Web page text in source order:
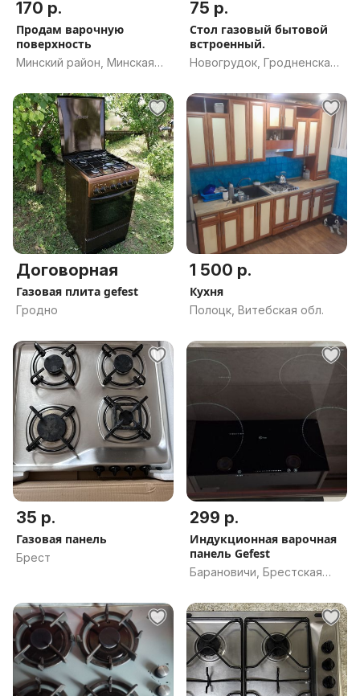
170 р.
Продам варочную
поверхность
Минский район, Минская
75 р.
Стол газовый бытовой
встроенный.
Новогрудок, Гродненская
Договорная
Газовая плита gefest
Гродно
1 500 р.
Кухня
Полоцк, Витебская обл.
35 р.
Газовая панель
Брест
299 р.
Индукционная варочная
панель Gefest
Барановичи, Брестская